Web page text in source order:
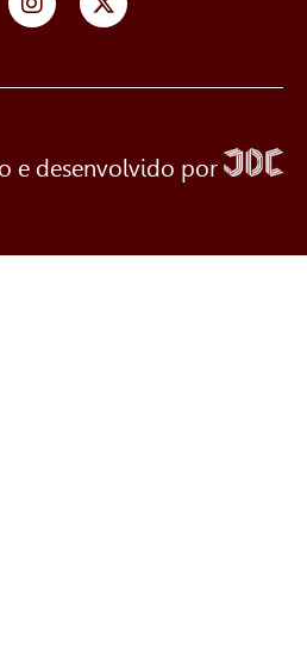
e desenvolvido por